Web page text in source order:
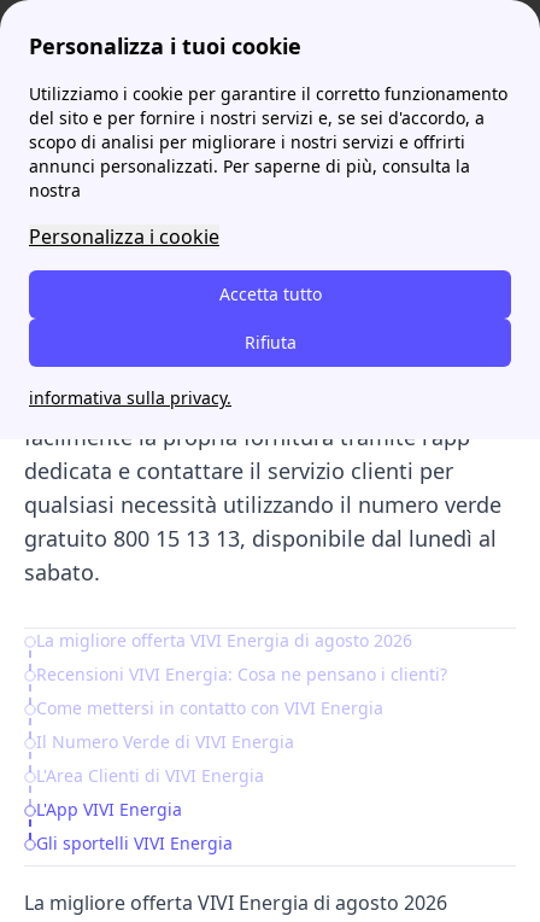
Personalizza i tuoi cookie
Utilizziamo i cookie per garantire il corretto funzionamento
del sito e per fornire i nostri servizi e, se sei d'accordo, a
scopo di analisi per migliorare i nostri servizi e offrirti
annunci personalizzati. Per saperne di più, consulta la
nostra
Personalizza i cookie
Accetta tutto
Rifiuta
informativa sulla privacy.
ProntoBolletta Fornitori VIVI Energia: Offerte, Recensioni e Contatti
VIVI Energia: Offerte,
Recensioni e Contatti
Vivi Energia è il fornitore che offre soluzioni
energetiche su misura per le esigenze dei
clienti. Tra le sue offerte, spicca VIVIweb AllDay,
una soluzione completamente digitale e
conveniente. I clienti possono gestire
facilmente la propria fornitura tramite l'app
dedicata e contattare il servizio clienti per
qualsiasi necessità utilizzando il numero verde
gratuito 800 15 13 13, disponibile dal lunedì al
sabato.
Table of Contents
La migliore offerta VIVI Energia di agosto 2026
Recensioni VIVI Energia: Cosa ne pensano i clienti?
Come mettersi in contatto con VIVI Energia
Il Numero Verde di VIVI Energia
L'Area Clienti di VIVI Energia
L'App VIVI Energia
Gli sportelli VIVI Energia
La migliore offerta VIVI Energia di agosto 2026